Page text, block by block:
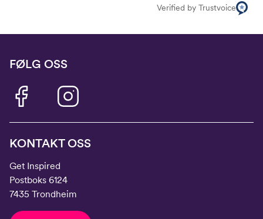
Verified by Trustvoice
FØLG OSS
KONTAKT OSS
Get Inspired
Postboks 6124
7435 Trondheim